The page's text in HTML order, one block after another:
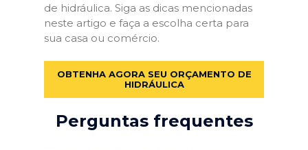
de hidráulica. Siga as dicas mencionadas
neste artigo e faça a escolha certa para
sua casa ou comércio.
OBTENHA AGORA SEU ORÇAMENTO DE
HIDRÁULICA
Perguntas frequentes